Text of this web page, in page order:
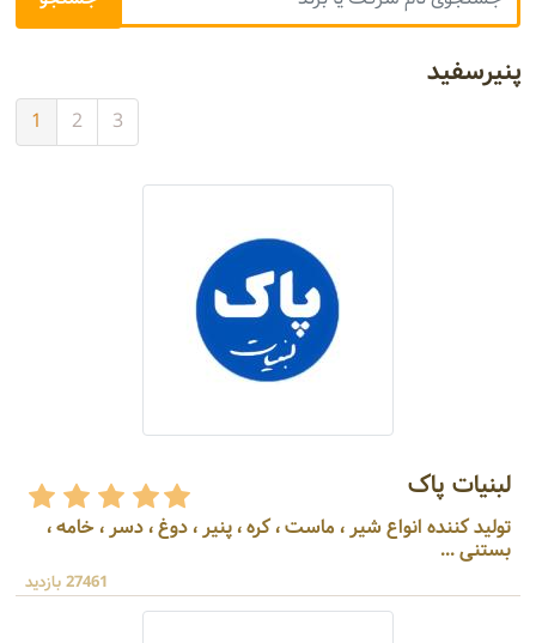
پنیرسفید
1 2 3
لبنیات پاک
تولید کننده انواع شیر ، ماست ، کره ، پنیر ، دوغ ، دسر ، خامه ،
بستنی ...
27461 بازدید